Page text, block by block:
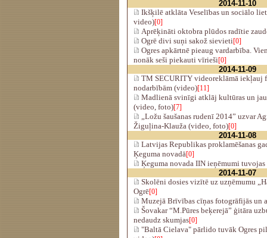
2014-11-10
Ikšķilē atklāta Veselības un sociālo
video)[0]
Aprēķināti oktobra plūdos radītie
Ogrē divi suņi sakož sievieti[0]
Ogres apkārtnē pieaug vardarbība.
nonāk seši piekauti vīrieši[0]
2014-11-09
TM SECURITY videoreklāmā iekļauj
nodarbībām (video)[11]
Madlienā svinīgi atklāj kultūras un
(video, foto)[7]
„Ložu šaušanas rudenī 2014” uzvar
Žiguļina-Klauža (video, foto)[0]
2014-11-08
Latvijas Republikas proklamēšanas
Ķeguma novadā[0]
Ķeguma novada IIN ieņēmumi
2014-11-07
Skolēni dosies vizītē uz uzņēmumu
Ogrē[0]
Muzejā Brīvības cīņas fotogrāfijās un
Šovakar “M.Pūres beķerejā” ģitāra
nedaudz skumjas[0]
"Baltā Cielava" pārlido tuvāk Ogres